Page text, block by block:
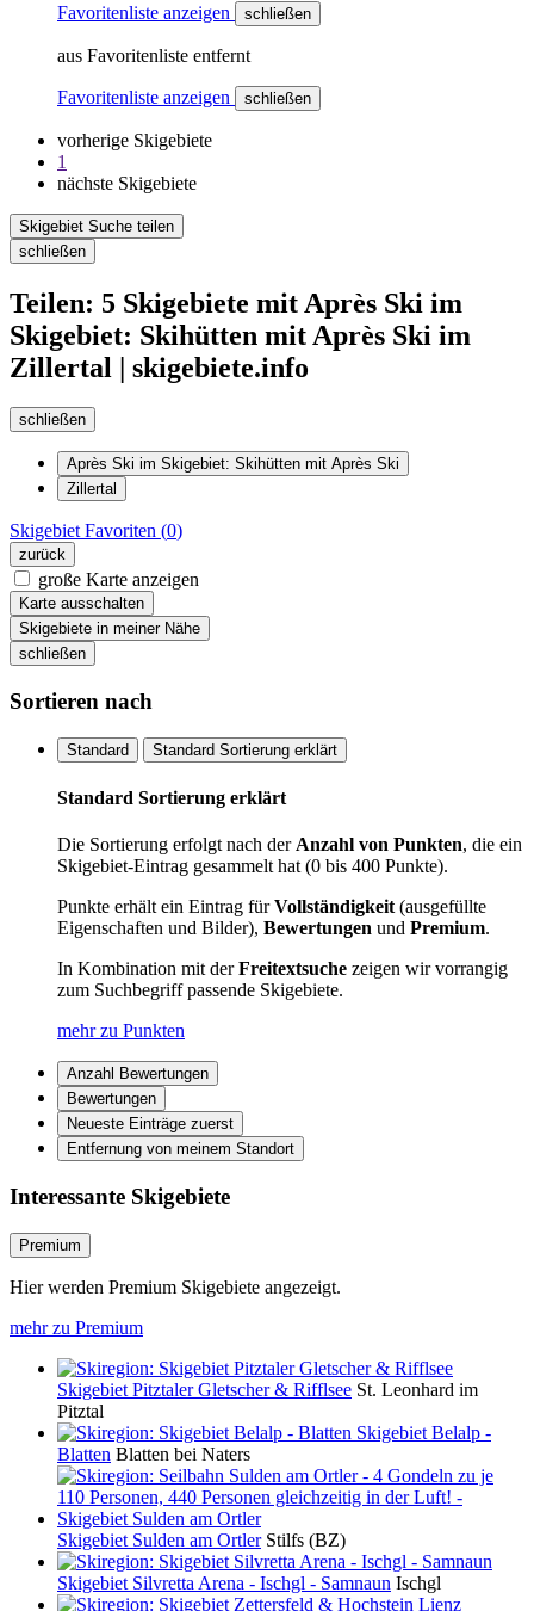
Favoritenliste anzeigen schließen
aus Favoritenliste entfernt
Favoritenliste anzeigen schließen
vorherige Skigebiete
1
nächste Skigebiete
Skigebiet Suche teilen
schließen
Teilen: 5 Skigebiete mit Après Ski im
Skigebiet: Skihütten mit Après Ski im
Zillertal | skigebiete.info
schließen
Après Ski im Skigebiet: Skihütten mit Après Ski
Zillertal
SkigebietFavoriten (0)
zurück
große Karte anzeigen
Karte ausschalten
Skigebiete in meiner Nähe
schließen
Sortieren nach
Standard Standard Sortierung erklärt
Standard Sortierung erklärt
Die Sortierung erfolgt nach derAnzahl von Punkten, die ein
Skigebiet-Eintrag gesammelt hat (0 bis 400 Punkte).
Punkte erhält ein Eintrag fürVollständigkeit(ausgefüllte
Eigenschaften und Bilder), Bewertungen und Premium.
In Kombination mit derFreitextsuche zeigen wir vorrangig
zum Suchbegriff passende Skigebiete.
mehr zu Punkten
Anzahl Bewertungen
Bewertungen
Neueste Einträge zuerst
Entfernung von meinem Standort
Interessante Skigebiete
Premium
Hier werden Premium Skigebiete angezeigt.
mehr zu Premium
Skigebiet Pitztaler Gletscher & Rifflsee St. Leonhard im
Pitztal
Skigebiet Belalp -
Blatten Blatten bei Naters
Skigebiet Sulden am Ortler Stilfs (BZ)
Skigebiet Silvretta Arena - Ischgl - Samnaun Ischgl